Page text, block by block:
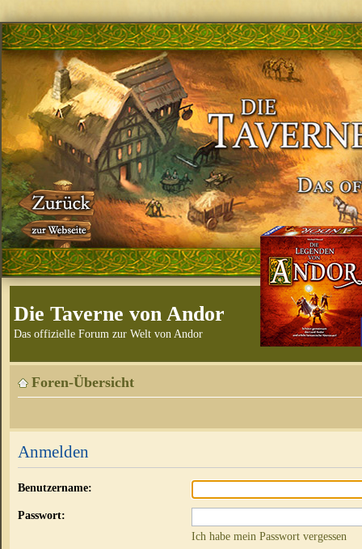
Die Taverne von Andor
Das offizielle Forum zur Welt von Andor
Foren-Übersicht
Anmelden
Benutzername:
Passwort:
Ich habe mein Passwort vergessen